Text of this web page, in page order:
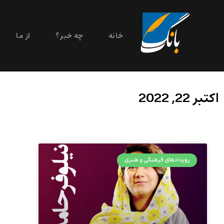
خانه چه خبر؟ از ما
اکتبر 22, 2022
رویدادهای فرهنگی و هنری